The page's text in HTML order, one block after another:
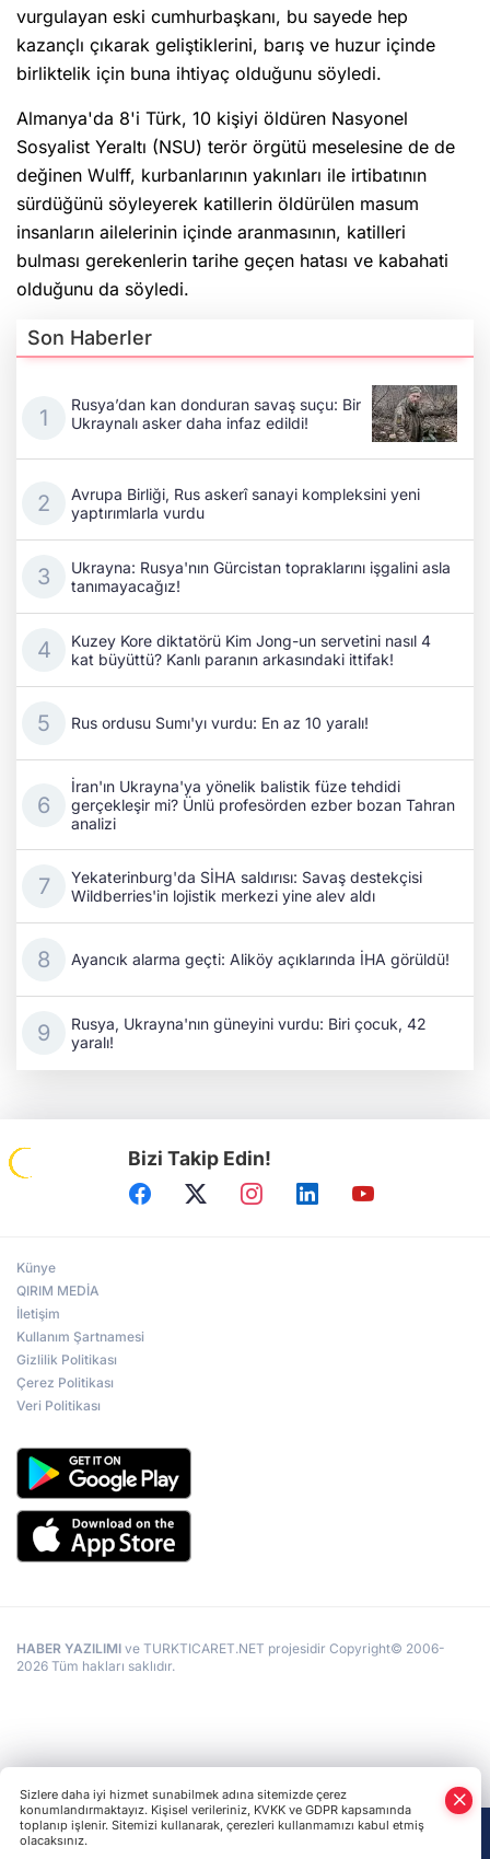
vurgulayan eski cumhurbaşkanı, bu sayede hep
kazançlı çıkarak geliştiklerini, barış ve huzur içinde
birliktelik için buna ihtiyaç olduğunu söyledi.
Almanya'da 8'i Türk, 10 kişiyi öldüren Nasyonel
Sosyalist Yeraltı (NSU) terör örgütü meselesine de de
değinen Wulff, kurbanlarının yakınları ile irtibatının
sürdüğünü söyleyerek katillerin öldürülen masum
insanların ailelerinin içinde aranmasının, katilleri
bulması gerekenlerin tarihe geçen hatası ve kabahati
olduğunu da söyledi.
Son Haberler
Rusya’dan kan donduran savaş suçu: Bir
Ukraynalı asker daha infaz edildi!
Avrupa Birliği, Rus askerî sanayi kompleksini yeni
yaptırımlarla vurdu
Ukrayna: Rusya'nın Gürcistan topraklarını işgalini asla
tanımayacağız!
Kuzey Kore diktatörü Kim Jong-un servetini nasıl 4
kat büyüttü? Kanlı paranın arkasındaki ittifak!
Rus ordusu Sumı'yı vurdu: En az 10 yaralı!
İran'ın Ukrayna'ya yönelik balistik füze tehdidi
gerçekleşir mi? Ünlü profesörden ezber bozan Tahran
analizi
Yekaterinburg'da SİHA saldırısı: Savaş destekçisi
Wildberries'in lojistik merkezi yine alev aldı
Ayancık alarma geçti: Aliköy açıklarında İHA görüldü!
Rusya, Ukrayna'nın güneyini vurdu: Biri çocuk, 42
yaralı!
Bizi Takip Edin!
Künye
QIRIM MEDİA
İletişim
Kullanım Şartnamesi
Gizlilik Politikası
Çerez Politikası
Veri Politikası
HABER YAZILIMI ve TURKTICARET.NET projesidir Copyright© 2006-
2026 Tüm hakları saklıdır.
Sizlere daha iyi hizmet sunabilmek adına sitemizde çerez
konumlandırmaktayız. Kişisel verileriniz, KVKK ve GDPR kapsamında
toplanıp işlenir. Sitemizi kullanarak, çerezleri kullanmamızı kabul etmiş
olacaksınız.